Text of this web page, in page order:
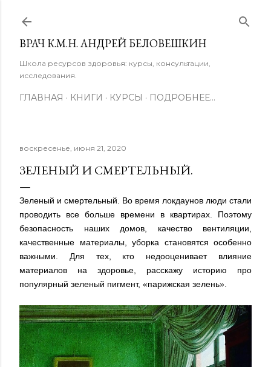
ВРАЧ К.М.Н. АНДРЕЙ БЕЛОВЕШКИН
Школа ресурсов здоровья: курсы, консультации,
исследования.
ГЛАВНАЯ КНИГИ КУРСЫ ПОДРОБНЕЕ…
воскресенье, июня 21, 2020
ЗЕЛЕНЫЙ И СМЕРТЕЛЬНЫЙ.
Зеленый и смертельный. Во время локдаунов люди стали
проводить все больше времени в квартирах. Поэтому
безопасность наших домов, качество вентиляции,
качественные материалы, уборка становятся особенно
важными. Для тех, кто недооценивает влияние
материалов на здоровье, расскажу историю про
популярный зеленый пигмент, «парижская зелень».